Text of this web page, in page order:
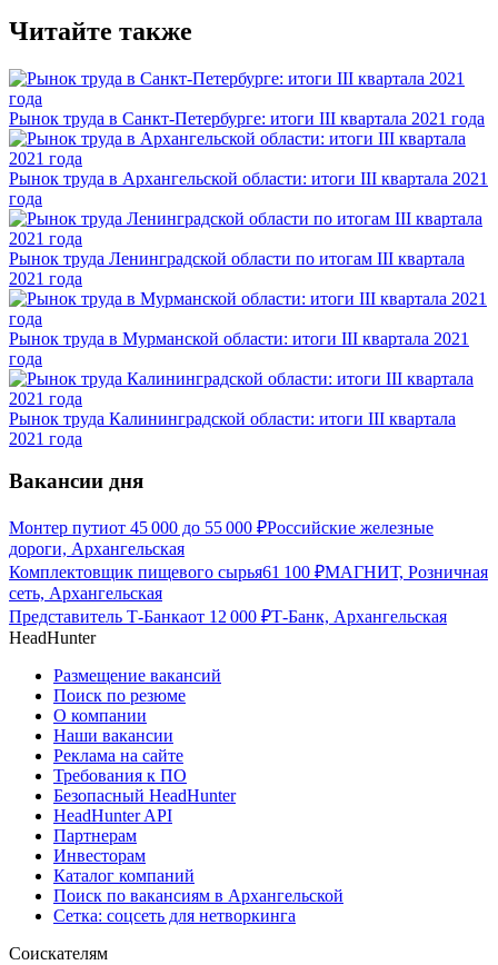
Читайте также
Рынок труда в Санкт-Петербурге: итоги III квартала 2021 года
Рынок труда в Архангельской области: итоги III квартала 2021
года
Рынок труда Ленинградской области по итогам III квартала
2021 года
Рынок труда в Мурманской области: итоги III квартала 2021
года
Рынок труда Калининградской области: итоги III квартала
2021 года
Вакансии дня
Монтер путиот 45 000 до 55 000 ₽Российские железные
дороги, Архангельская
Комплектовщик пищевого сырья61 100 ₽МАГНИТ, Розничная
сеть, Архангельская
Представитель Т-Банкаот 12 000 ₽Т-Банк, Архангельская
HeadHunter
Размещение вакансий
Поиск по резюме
О компании
Наши вакансии
Реклама на сайте
Требования к ПО
Безопасный HeadHunter
HeadHunter API
Партнерам
Инвесторам
Каталог компаний
Поиск по вакансиям в Архангельской
Сетка: соцсеть для нетворкинга
Соискателям